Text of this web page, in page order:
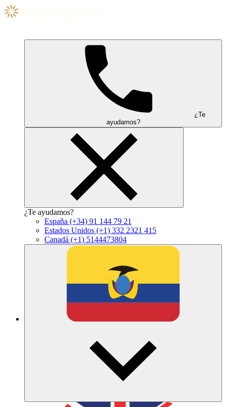
¿Te
ayudamos?
¿Te ayudamos?
España (+34) 91 144 79 21
Estados Unidos (+1) 332 2321 415
Canadá (+1) 5144473804